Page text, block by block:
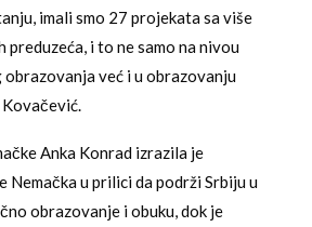
imali smo 27 projekata sa više
i to ne samo na nivou
već i u obrazovanju
Kovačević.
Anka Konrad izrazila je
Nemačka u prilici da podrži Srbiju u
obrazovanje i obuku, dok je